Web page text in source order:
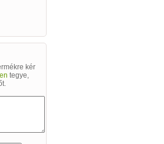
kér
tegye,